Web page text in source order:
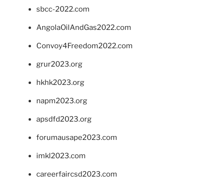
sbcc-2022.com
AngolaOilAndGas2022.com
Convoy4Freedom2022.com
grur2023.org
hkhk2023.org
napm2023.org
apsdfd2023.org
forumausape2023.com
imkl2023.com
careerfaircsd2023.com